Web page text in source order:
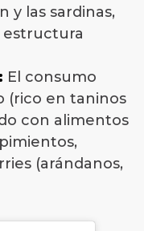
y las sardinas,
estructura
El consumo
(rico en taninos
con alimentos
(arándanos,